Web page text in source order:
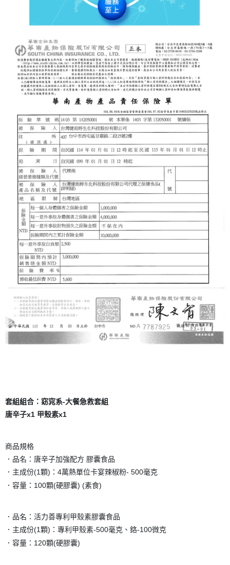
套組組合： 窈窕系-大餐急救套組
唐辛子x1 甲殼素x1
商品規格
．品名：唐辛子加強配方 膠囊食品
．主成份(1顆)：4萬熱單位卡宴辣椒粉- 500毫克
．容量：100顆(硬膠囊) (素食)
．品名：活力善專利甲殼素膠囊食品
．主成份(1顆)：專利甲殼素-500毫克、鉻-100微克
．容量：120顆(硬膠囊)